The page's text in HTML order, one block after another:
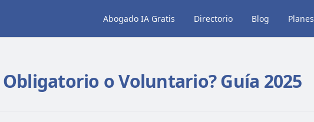
Abogado IA Gratis Directorio Blog Planes
o Voluntario? Guía 2025